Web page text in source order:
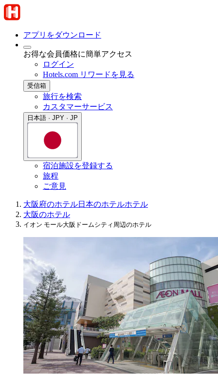
アプリをダウンロード
お得な会員価格に簡単アクセス
ログイン
Hotels.com リワードを見る
受信箱
旅行を検索
カスタマーサービス
日本語 · JPY · JP
宿泊施設を登録する
旅程
ご意見
大阪府のホテル日本のホテルホテル
大阪のホテル
イオン モール大阪ドームシティ周辺のホテル